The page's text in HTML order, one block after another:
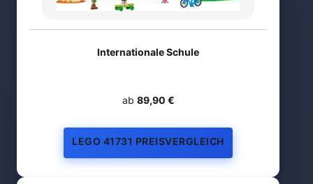
Internationale Schule
ab 89,90 €
LEGO 41731 PREISVERGLEICH